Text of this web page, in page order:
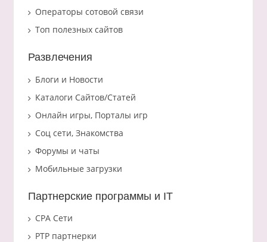
Операторы сотовой связи
Топ полезных сайтов
Развлечения
Блоги и Новости
Каталоги Сайтов/Статей
Онлайн игры, Порталы игр
Соц сети, Знакомства
Форумы и чаты
Мобильные загрузки
Партнерские программы и IT
CPA Сети
PTP партнерки